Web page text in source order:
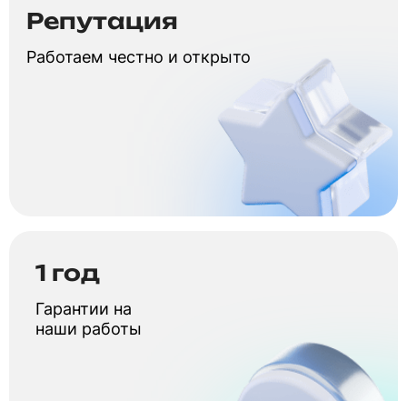
Репутация
Работаем честно и открыто
1 год
Гарантии на
наши работы